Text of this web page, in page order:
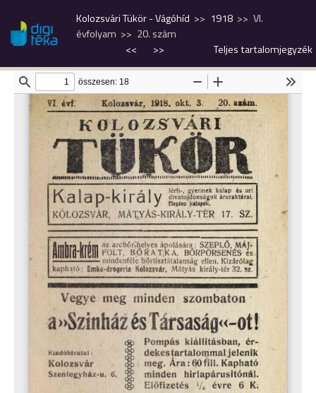
Kolozsvári Tükör - Vágóhíd 1918
VI.
évfolyam
20. szám
<<
>> Teljes tartalomjegyzék